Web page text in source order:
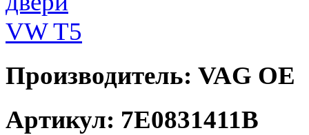
Производитель: VAG OE
Артикул: 7E0831411B